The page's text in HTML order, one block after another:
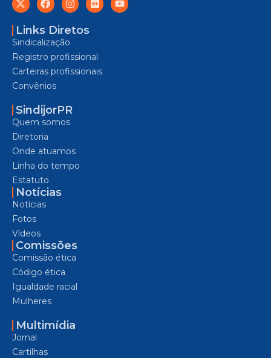
Links Diretos
Sindicalização
Registro profissional
Carteiras profissionais
Convênios
SindijorPR
Quem somos
Diretoria
Onde atuamos
Linha do tempo
Estatuto
Notícias
Notícias
Fotos
Vídeos
Comissões
Comissão ética
Código ética
Igualdade racial
Mulheres
Multimídia
Jornal
Cartilhas